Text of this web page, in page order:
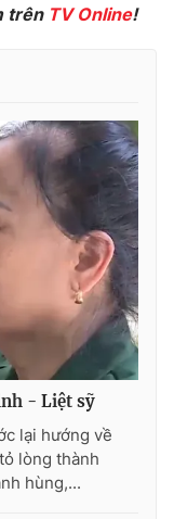
số 483/GP-BTTTT
Quốc Thắng,
trên TV Online!
- Liệt sỹ
lại hướng về
lòng thành
hùng,...